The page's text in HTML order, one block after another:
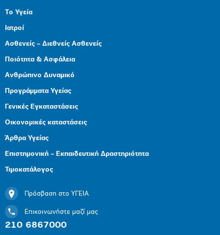
Το Υγεία
Ιατροί
Ασθενείς – Διεθνείς Ασθενείς
Ποιότητα & Ασφάλεια
Ανθρώπινο Δυναμικό
Προγράμματα Υγείας
Γενικές Εγκαταστάσεις
Οικονομικές καταστάσεις
Άρθρα Υγείας
Επιστημονική – Εκπαιδευτική Δραστηριότητα
Τιμοκατάλογος
Πρόσβαση στο ΥΓΕΙΑ
Επικοινωνήστε μαζί μας
210 6867000